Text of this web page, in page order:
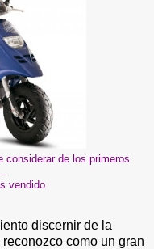
considerar de los primeros
vendido
discernir de la
como un gran